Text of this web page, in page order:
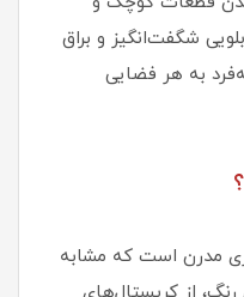
شگفت‌انگیز و براق
به هر فضایی
مدرن است که مشابه